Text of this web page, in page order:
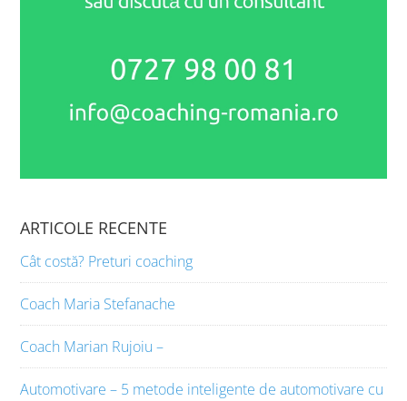
ARTICOLE RECENTE
Cât costă? Preturi coaching
Coach Maria Stefanache
Coach Marian Rujoiu –
Automotivare – 5 metode inteligente de automotivare cu